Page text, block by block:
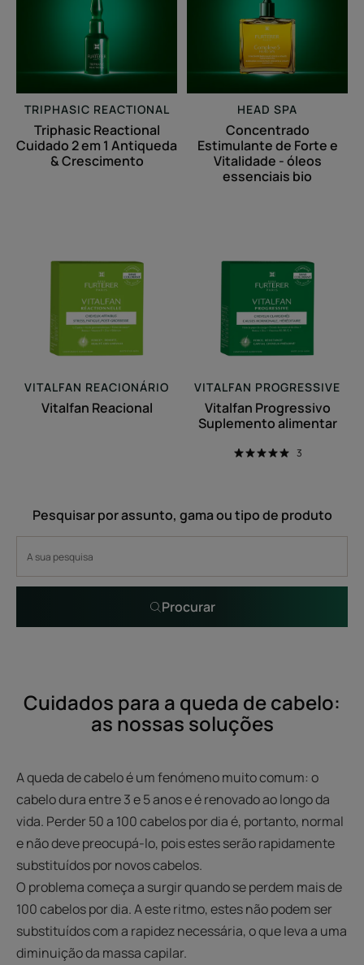
em
1
Antiqueda
&
Crescimento
TRIPHASIC REACTIONAL
Triphasic Reactional
Cuidado 2 em 1 Antiqueda
& Crescimento
e
Vitalidade
-
óleos
essenciais
bio
HEAD SPA
Concentrado
Estimulante de Forte e
Vitalidade - óleos
essenciais bio
VITALFAN REACIONÁRIO
Vitalfan Reacional
Suplemento
alimentar
VITALFAN PROGRESSIVE
Vitalfan Progressivo
Suplemento alimentar
3
Pesquisar por assunto, gama ou tipo de produto
Procurar
Cuidados para a queda de cabelo:
as nossas soluções
A queda de cabelo é um fenómeno muito comum: o
cabelo dura entre 3 e 5 anos e é renovado ao longo da
vida. Perder 50 a 100 cabelos por dia é, portanto, normal
e não deve preocupá-lo, pois estes serão rapidamente
substituídos por novos cabelos.
O problema começa a surgir quando se perdem mais de
100 cabelos por dia. A este ritmo, estes não podem ser
substituídos com a rapidez necessária, o que leva a uma
diminuição da massa capilar.